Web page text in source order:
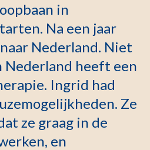
in
Na een jaar
Nederland. Niet
Nederland heeft een
Ingrid had
Ze
ze graag in de
en